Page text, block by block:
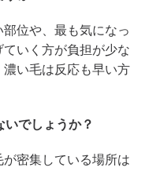
位や、最も気になっ
いく方が負担が少な
い毛は反応も早い方
いでしょうか？
密集している場所は